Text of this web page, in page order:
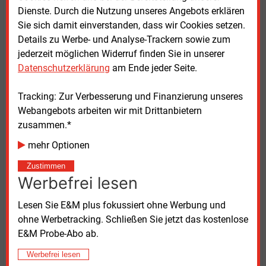
Dienste. Durch die Nutzung unseres Angebots erklären
Sie sich damit einverstanden, dass wir Cookies setzen.
Details zu Werbe- und Analyse-Trackern sowie zum
jederzeit möglichen Widerruf finden Sie in unserer
Datenschutzerklärung am Ende jeder Seite.
Tracking: Zur Verbesserung und Finanzierung unseres
Webangebots arbeiten wir mit Drittanbietern
zusammen.*
mehr Optionen
Zustimmen
Werbefrei lesen
Lesen Sie E&M plus fokussiert ohne Werbung und
ohne Werbetracking. Schließen Sie jetzt das kostenlose
E&M Probe-Abo ab.
Werbefrei lesen
stärker miteinander zu vernetzen. Dabei sollen
insbesondere kleine und mittlere Unternehmen beim
Einstieg in die Wasserstoffwirtschaft unterstützt und
gemeinsame Projekte angestoßen werden. (ds)
Wasserstoffzentrum Hamm
Das Wasserstoffzentrum Hamm entsteht am
Trianel-Gaskraftwerk im Stadtteil Hamm-Uentrop
ein 20-MW-Elektrolyseur, der mit Strom aus
erneuerbaren Energien jährlich rund 1.500 Tonnen
grünen Wasserstoff erzeugen soll.
Träger des Vorhabens sind die
Stadtwerke Hamm, die Stadtwerke Bochum und